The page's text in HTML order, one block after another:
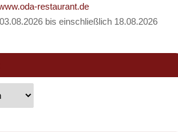
restaurant.de
bis einschließlich 18.08.2026